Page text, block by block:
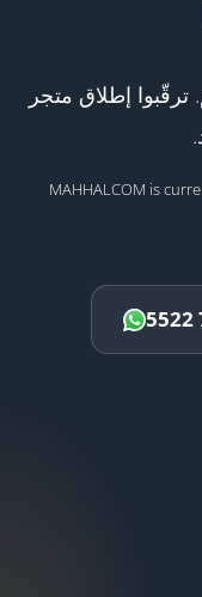
إطلاق متجر
MAHHALCOM is
5522